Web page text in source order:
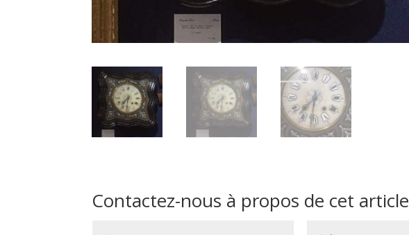
Contactez-nous à propos de cet article